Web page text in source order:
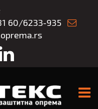
60/6233-935
LinkedIn